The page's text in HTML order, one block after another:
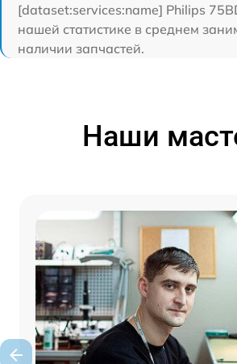
[dataset:services:name] Philips
нашей статистике в среднем
наличии запчастей.
Наши